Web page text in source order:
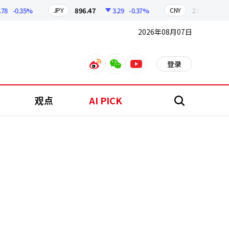
-0.35% JPY 896.47 3.29 -0.37% CNY 210.45
2026年08月07日
weiboweixinyoutube 登录
观点 AI PICK 搜